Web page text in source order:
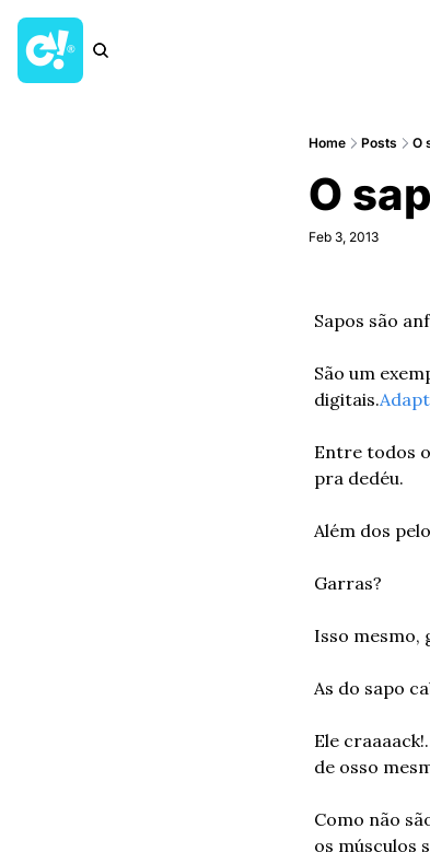
Home Posts O
O
Feb 3, 2013
Sapos são
São um
digitais.
Entre todos
pra dedéu.
Além dos
Garras?
Isso mesmo,
As do sapo
Ele
de osso
Como não
os músculos